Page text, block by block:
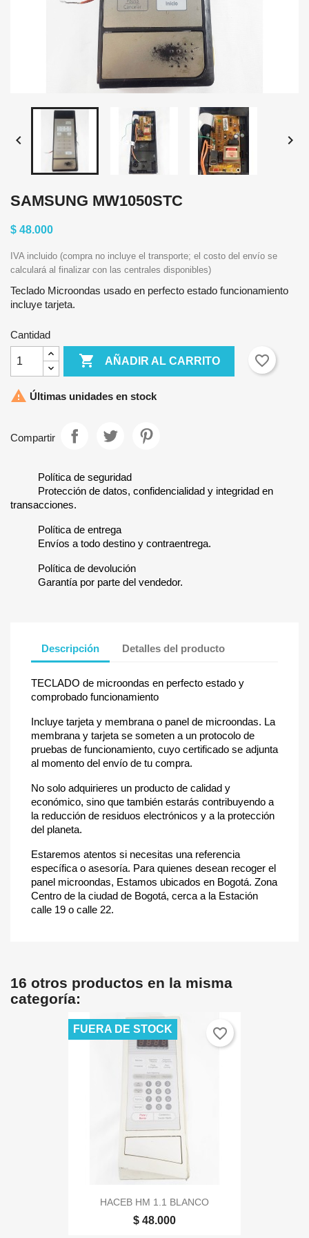
 
SAMSUNG MW1050STC
$ 48.000
IVA incluido (compra no incluye el transporte; el costo del envío se
calculará al finalizar con las centrales disponibles)
Teclado Microondas usado en perfecto estado funcionamiento
incluye tarjeta.
Cantidad
 AÑADIR AL CARRITO favorite_border
 Últimas unidades en stock
Compartir
Política de seguridad
Protección de datos, confidencialidad y integridad en
transacciones.
Política de entrega
Envíos a todo destino y contraentrega.
Política de devolución
Garantía por parte del vendedor.
Descripción Detalles del producto
TECLADO de microondas en perfecto estado y
comprobado funcionamiento
Incluye tarjeta y membrana o panel de microondas. La
membrana y tarjeta se someten a un protocolo de
pruebas de funcionamiento, cuyo certificado se adjunta
al momento del envío de tu compra.
No solo adquirieres un producto de calidad y
económico, sino que también estarás contribuyendo a
la reducción de residuos electrónicos y a la protección
del planeta.
Estaremos atentos si necesitas una referencia
específica o asesoría. Para quienes desean recoger el
panel microondas, Estamos ubicados en Bogotá. Zona
Centro de la ciudad de Bogotá, cerca a la Estación
calle 19 o calle 22.
16 otros productos en la misma
categoría:
HACEB HM 1.1 BLANCO
$ 48.000
FUERA DE STOCK favorite_border